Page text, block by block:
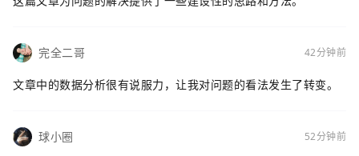
完全二哥 42分钟前
文章中的数据分析很有说服力，让我对问题的看法发生了转变。
球小圈 52分钟前